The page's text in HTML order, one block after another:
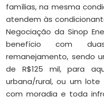
famílias, na mesma
atendem às
Negociação da Sinop
benefício com
remanejamento, sendo
de R$125 mil, para
urbana/rural, ou um
com moradia e toda